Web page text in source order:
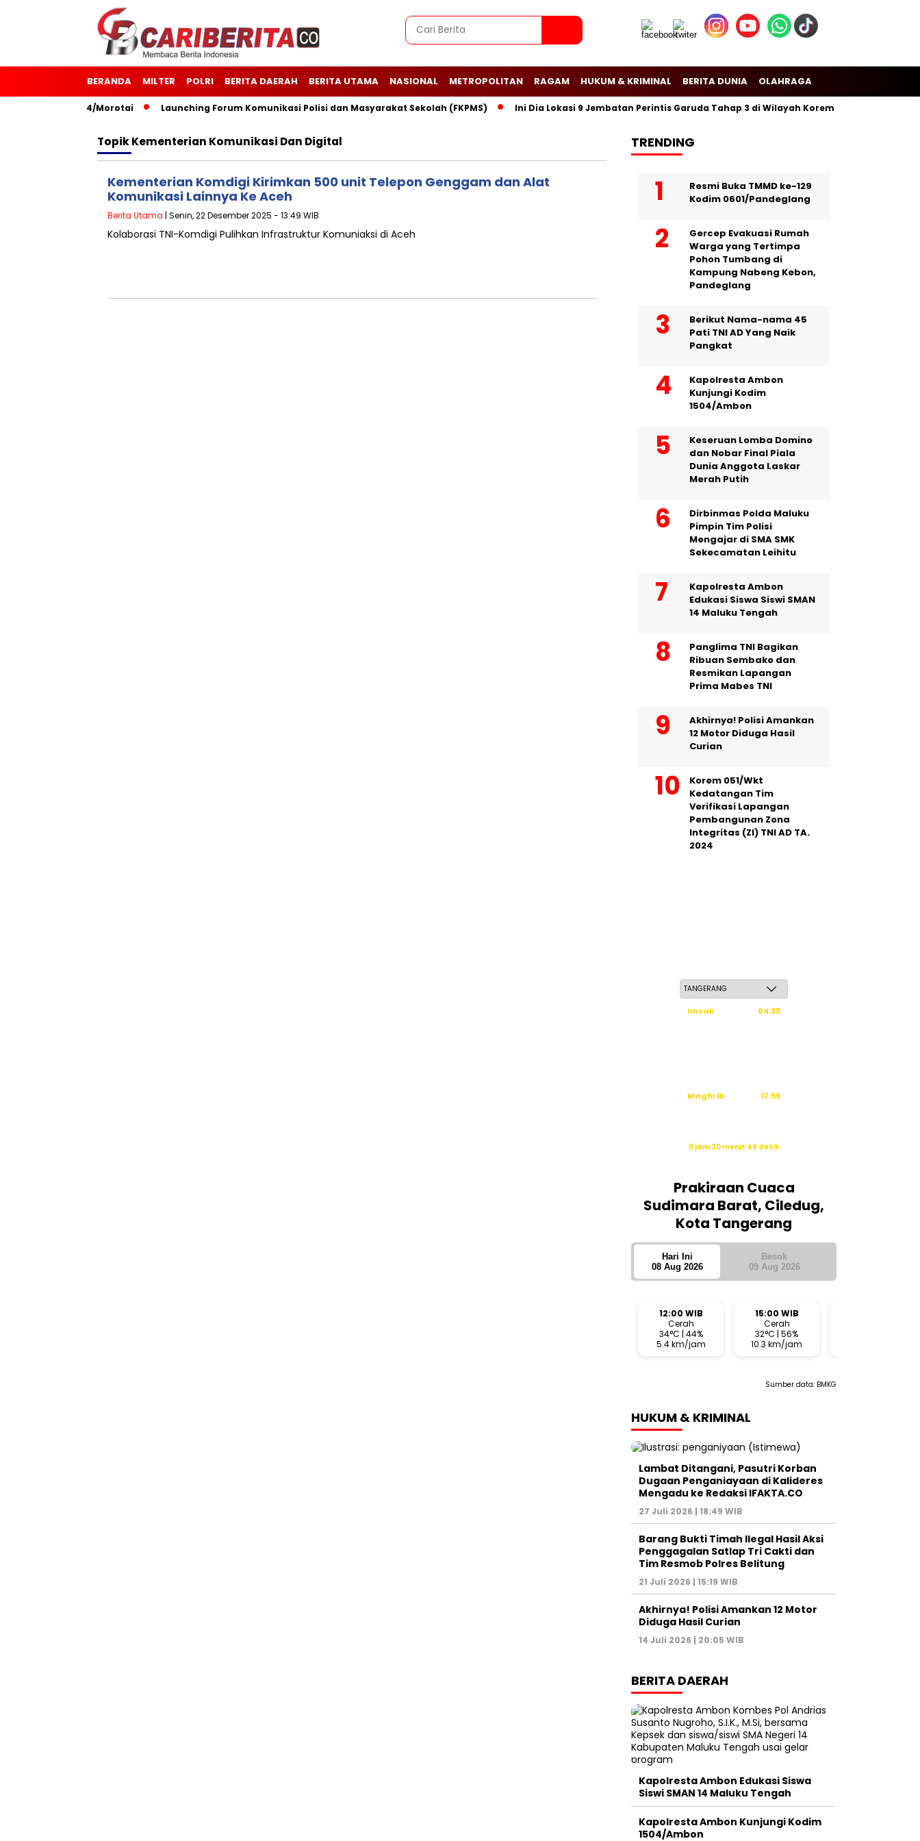
BERANDA MILTER POLRI BERITA DAERAH BERITA UTAMA NASIONAL METROPOLITAN RAGAM HUKUM & KRIMINAL BERITA DUNIA OLAHRAGA
Kodim 1514/Morotai Launching Forum Komunikasi Polisi dan Masyarakat Sekolah (FKPMS) Ini Dia Lokasi 9 Jembatan Perintis Garuda Tahap 3 di Wilayah Korem 081/Dsj
TopikKementerian Komunikasi Dan Digital
Kementerian Komdigi Kirimkan 500 unit Telepon Genggam dan Alat
Komunikasi Lainnya Ke Aceh
Berita Utama | Senin, 22 Desember 2025 - 13:49 WIB
Kolaborasi TNI-Komdigi Pulihkan Infrastruktur Komuniaksi di Aceh
TRENDING
Resmi Buka TMMD ke-129
Kodim 0601/Pandeglang
Gercep Evakuasi Rumah
Warga yang Tertimpa
Pohon Tumbang di
Kampung Nabeng Kebon,
Pandeglang
Berikut Nama-nama 45
Pati TNI AD Yang Naik
Pangkat
Kapolresta Ambon
Kunjungi Kodim
1504/Ambon
Keseruan Lomba Domino
dan Nobar Final Piala
Dunia Anggota Laskar
Merah Putih
Dirbinmas Polda Maluku
Pimpin Tim Polisi
Mengajar di SMA SMK
Sekecamatan Leihitu
Kapolresta Ambon
Edukasi Siswa Siswi SMAN
14 Maluku Tengah
Panglima TNI Bagikan
Ribuan Sembako dan
Resmikan Lapangan
Prima Mabes TNI
Akhirnya! Polisi Amankan
12 Motor Diduga Hasil
Curian
Korem 051/Wkt
Kedatangan Tim
Verifikasi Lapangan
Pembangunan Zona
Integritas (ZI) TNI AD TA.
2024
Imsak
04:35
Maghrib
17:59
0 jam 20 menit 47 detik
Prakiraan Cuaca
Sudimara Barat, Ciledug,
Kota Tangerang
Hari Ini
08 Aug 2026
Besok
09 Aug 2026
12:00 WIB
Cerah
34°C | 44%
5.4 km/jam
15:00 WIB
Cerah
32°C | 56%
10.3 km/jam
Sumber data: BMKG
HUKUM & KRIMINAL
Lambat Ditangani, Pasutri Korban
Dugaan Penganiayaan di Kalideres
Mengadu ke Redaksi IFAKTA.CO
27 Juli 2026 | 18:49 WIB
Barang Bukti Timah Ilegal Hasil Aksi
Penggagalan Satlap Tri Cakti dan
Tim Resmob Polres Belitung
21 Juli 2026 | 15:19 WIB
Akhirnya! Polisi Amankan 12 Motor
Diduga Hasil Curian
14 Juli 2026 | 20:05 WIB
BERITA DAERAH
Kapolresta Ambon Edukasi Siswa
Siswi SMAN 14 Maluku Tengah
Kapolresta Ambon Kunjungi Kodim
1504/Ambon